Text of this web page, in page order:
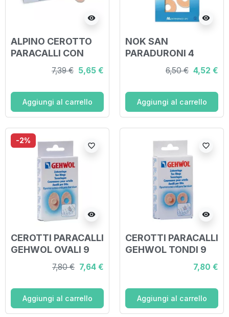
visibility
ALPINO CEROTTO
PARACALLI CON
POMATA 5 PEZZI
7,39 € 5,65 €
Aggiungi al carrello
visibility
NOK SAN
PARADURONI 4
6,50 € 4,52 €
Aggiungi al carrello
-2%
visibility
favorite_border
CEROTTI PARACALLI
GEHWOL OVALI 9
7,80 € 7,64 €
Aggiungi al carrello
visibility
favorite_border
CEROTTI PARACALLI
GEHWOL TONDI 9
7,80 €
Aggiungi al carrello